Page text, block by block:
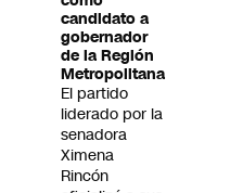
candidato a
gobernador
de la Región
Metropolitana
El partido
liderado por la
senadora
Ximena
Rincón